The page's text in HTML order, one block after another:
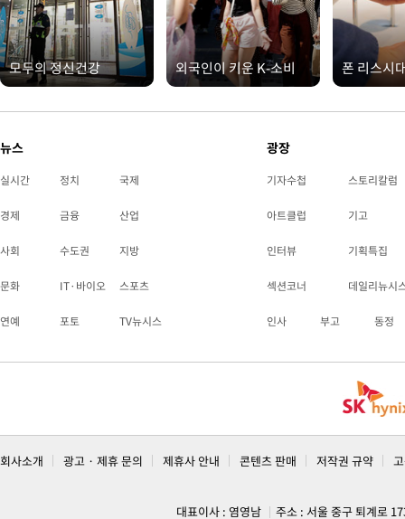
모두의 정신건강 외국인이 키운 K-소비 폰 리스시
뉴스
실시간 정치 국제
경제 금융 산업
사회 수도권 지방
문화 IT·바이오 스포츠
연예 포토 TV뉴시스
광장
기자수첩 스토리칼럼
아트클럽 기고
인터뷰 기획특집
섹션코너 데일리뉴시
인사 부고 동정
회사소개 광고 · 제휴 문의 제휴사 안내 콘텐츠 판매 저작권 규약
대표이사 : 염영남
주소 : 서울 중구 퇴계로